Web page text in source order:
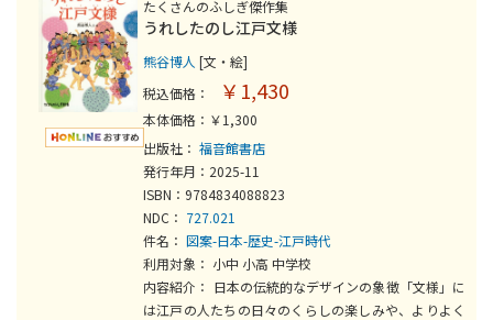
たくさんのふしぎ傑作集
うれしたのし江戸文様
熊谷博人 [文・絵]
税込価格：
￥1,430
本体価格：￥1,300
出版社： 福音館書店
発行年月：2025-11
ISBN：9784834088823
NDC： 727.021
件名： 図案-日本-歴史-江戸時代
利用対象： 小中 小高 中学校
内容紹介： 日本の伝統的なデザインの象徴「文様」に
は江戸の人たちの日々のくらしの楽しみや、よりよく